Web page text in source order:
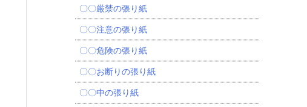
〇〇厳禁の張り紙
〇〇注意の張り紙
〇〇危険の張り紙
〇〇お断りの張り紙
〇〇中の張り紙